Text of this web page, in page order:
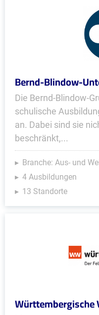
Bernd-Blindow-
Die Bernd-Blindow-
schulische
an. Dabei sind sie
beschränkt,...
Branche: Aus- und
4 Ausbildungen
13 Standorte
Württembergische